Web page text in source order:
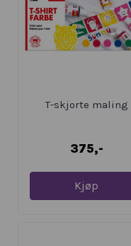
T-skjorte maling
375,-
Kjøp